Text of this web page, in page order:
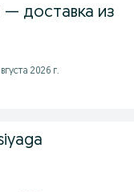
— доставка из
2026 г.